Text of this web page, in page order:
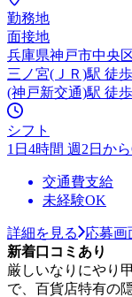
勤務地
面接地
兵庫県神戸市中央
三ノ宮(ＪＲ)駅 徒
(神戸新交通)駅 徒
シフト
1日4時間 週2日か
交通費支給
未経験OK
詳細を見る
応募画
新着口コミあり
厳しいなりにやり
で、百貨店特有の